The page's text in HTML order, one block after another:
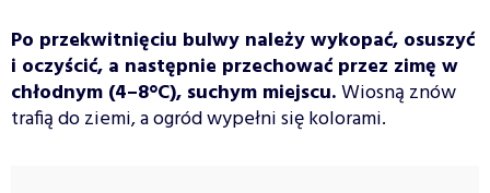
Po przekwitnięciu bulwy należy wykopać, osuszyć
i oczyścić, a następnie przechować przez zimę w
chłodnym (4–8°C), suchym miejscu.Wiosną znów
trafią do ziemi, a ogród wypełni się kolorami.